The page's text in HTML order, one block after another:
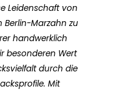
Leidenschaft von
Berlin-Marzahn zu
handwerklich
besonderen Wert
durch die
Mit